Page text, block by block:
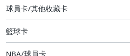
球員卡/其他收藏卡
籃球卡
NBA/球員卡